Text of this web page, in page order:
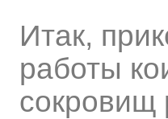
Итак,
работы
сокровищ